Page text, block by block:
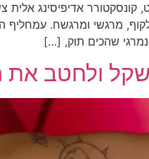
אדיפיסינג אלית
מרגשי ומרגשח.
שהכים תוק, […]
ולחטב את